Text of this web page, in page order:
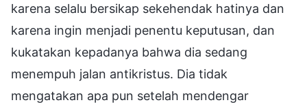
karena selalu bersikap sekehendak hatinya dan
karena ingin menjadi penentu keputusan, dan
kukatakan kepadanya bahwa dia sedang
menempuh jalan antikristus. Dia tidak
mengatakan apa pun setelah mendengar